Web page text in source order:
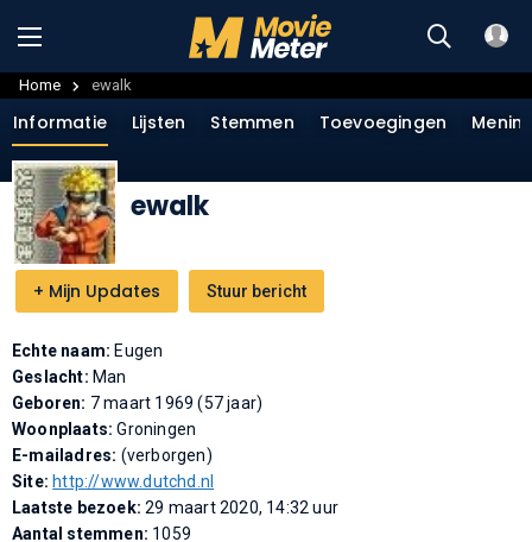
Home ewalk
+ Mijn Updates Stuur bericht
Informatie Lijsten Stemmen Toevoegingen
ewalk
Echte naam: Eugen
Geslacht: Man
Geboren: 7 maart 1969 (57 jaar)
Woonplaats:Groningen
E-mailadres: (verborgen)
Site: http://www.dutchd.nl
Laatste bezoek:29 maart 2020, 14:32 uur
Aantal stemmen: 1059